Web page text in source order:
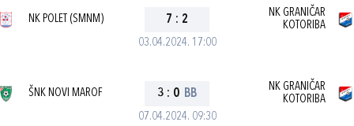
03.04.2024. 17:00
NK POLET (SMNM) 7 : 2
NK GRANIČAR
KOTORIBA
07.04.2024. 09:30
ŠNK NOVI MAROF 3 : 0 BB
NK GRANIČAR
KOTORIBA